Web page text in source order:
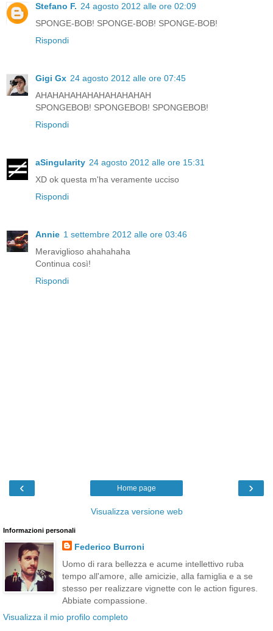
Stefano F. 24 agosto 2012 alle ore 02:09
SPONGE-BOB! SPONGE-BOB! SPONGE-BOB!
Rispondi
Gigi Gx 24 agosto 2012 alle ore 07:45
AHAHAHAHAHAHAHAHAHAH
SPONGEBOB! SPONGEBOB! SPONGEBOB!
Rispondi
aSingularity 24 agosto 2012 alle ore 15:31
XD ok questa m'ha veramente ucciso
Rispondi
Annie 1 settembre 2012 alle ore 03:46
Meraviglioso ahahahaha
Continua così!
Rispondi
‹ ›
Home page
Visualizza versione web
Informazioni personali
Federico Burroni
Uomo di rara bellezza e acume intellettivo ruba
tempo all'amore, alle amicizie, alla famiglia e a se
stesso per realizzare vignette con le action figures.
Abbiate compassione.
Visualizza il mio profilo completo